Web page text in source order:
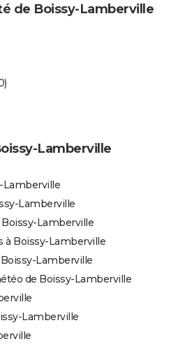
de Boissy-Lamberville
Lamberville
Lamberville
Lamberville
Lamberville
à Boissy-Lamberville
Lamberville
de Boissy-Lamberville
Lamberville